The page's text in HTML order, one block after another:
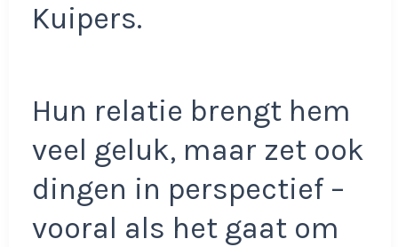
Kuipers.
Hun relatie brengt hem
veel geluk, maar zet ook
dingen in perspectief –
vooral als het gaat om